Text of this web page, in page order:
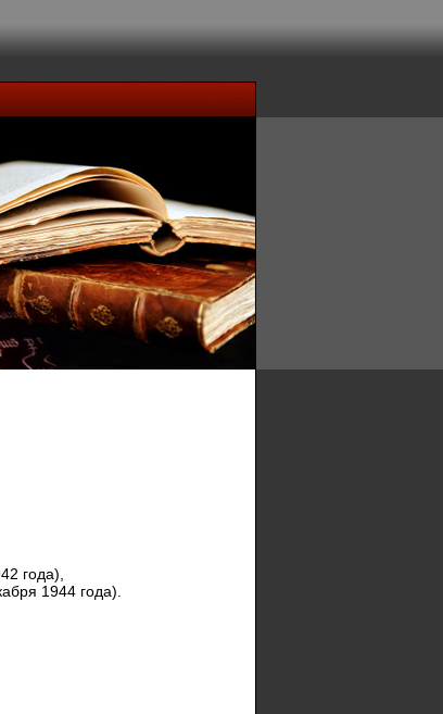
года),
1944 года).